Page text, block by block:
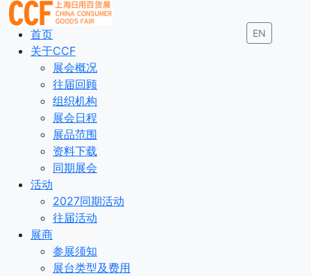
EN
首页
关于CCF
展会概况
往届回顾
组织机构
展会日程
展品范围
资料下载
同期展会
活动
2027同期活动
往届活动
展商
参展须知
展台类型及费用